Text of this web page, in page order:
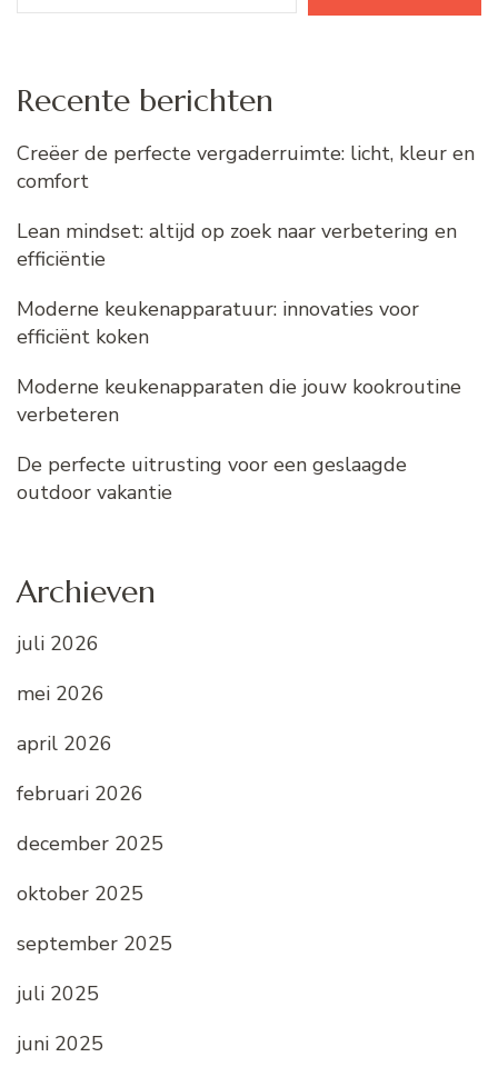
Recente berichten
Creëer de perfecte vergaderruimte: licht, kleur en
comfort
Lean mindset: altijd op zoek naar verbetering en
efficiëntie
Moderne keukenapparatuur: innovaties voor
efficiënt koken
Moderne keukenapparaten die jouw kookroutine
verbeteren
De perfecte uitrusting voor een geslaagde
outdoor vakantie
Archieven
juli 2026
mei 2026
april 2026
februari 2026
december 2025
oktober 2025
september 2025
juli 2025
juni 2025